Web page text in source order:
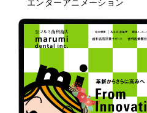
エンターアニメーション